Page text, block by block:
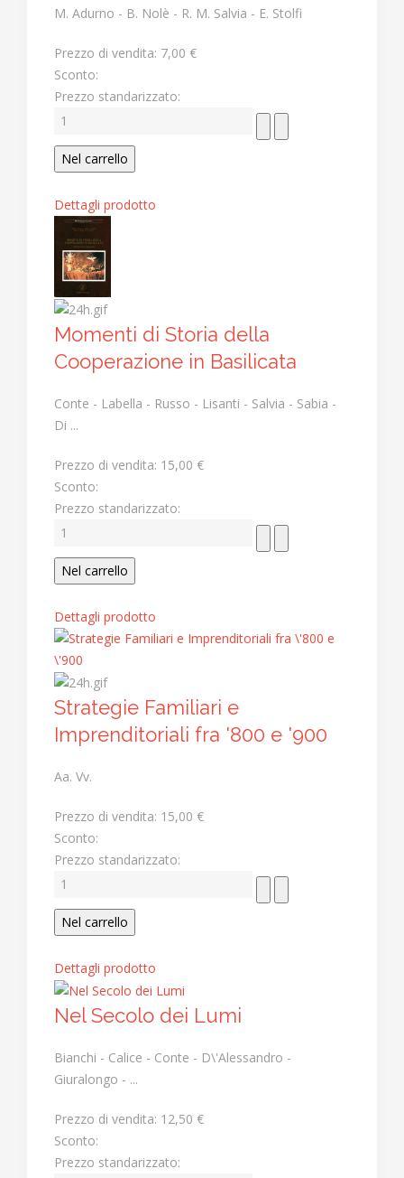
M. Adurno - B. Nolè - R. M. Salvia - E. Stolfi
Prezzo di vendita: 7,00 €
Sconto:
Prezzo standarizzato:
Dettagli prodotto
Momenti di Storia della
Cooperazione in Basilicata
Conte - Labella - Russo - Lisanti - Salvia - Sabia -
Di ...
Prezzo di vendita: 15,00 €
Sconto:
Prezzo standarizzato:
Dettagli prodotto
Strategie Familiari e
Imprenditoriali fra '800 e '900
Aa. Vv.
Prezzo di vendita: 15,00 €
Sconto:
Prezzo standarizzato:
Dettagli prodotto
Nel Secolo dei Lumi
Bianchi - Calice - Conte - D\'Alessandro -
Giuralongo - ...
Prezzo di vendita: 12,50 €
Sconto:
Prezzo standarizzato: